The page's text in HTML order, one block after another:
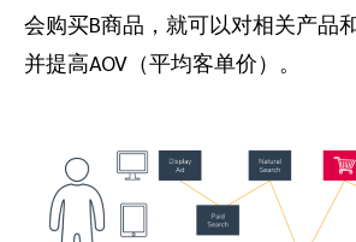
会购买B商品，就可以对相关产品
并提高AOV（平均客单价）。